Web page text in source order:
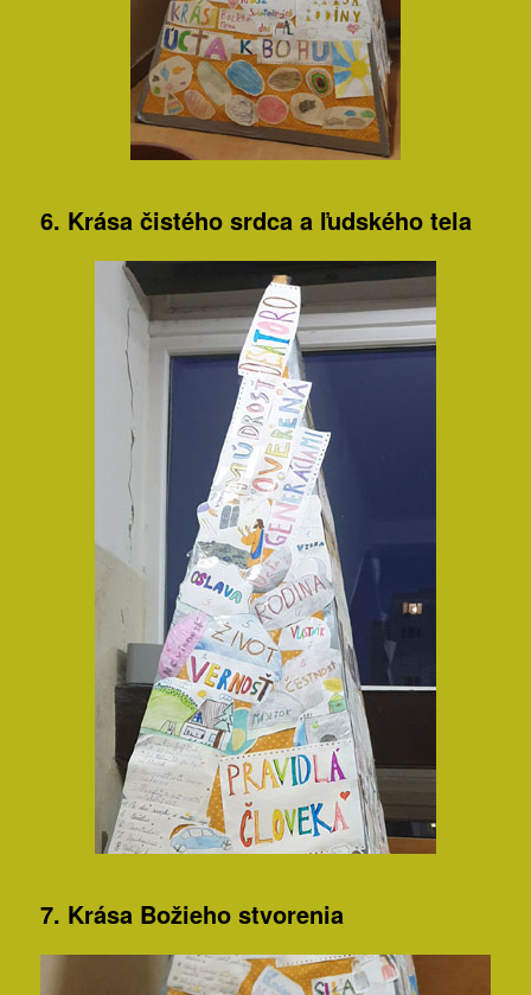
6. Krása čistého srdca a ľudského tela
7. Krása Božieho stvorenia